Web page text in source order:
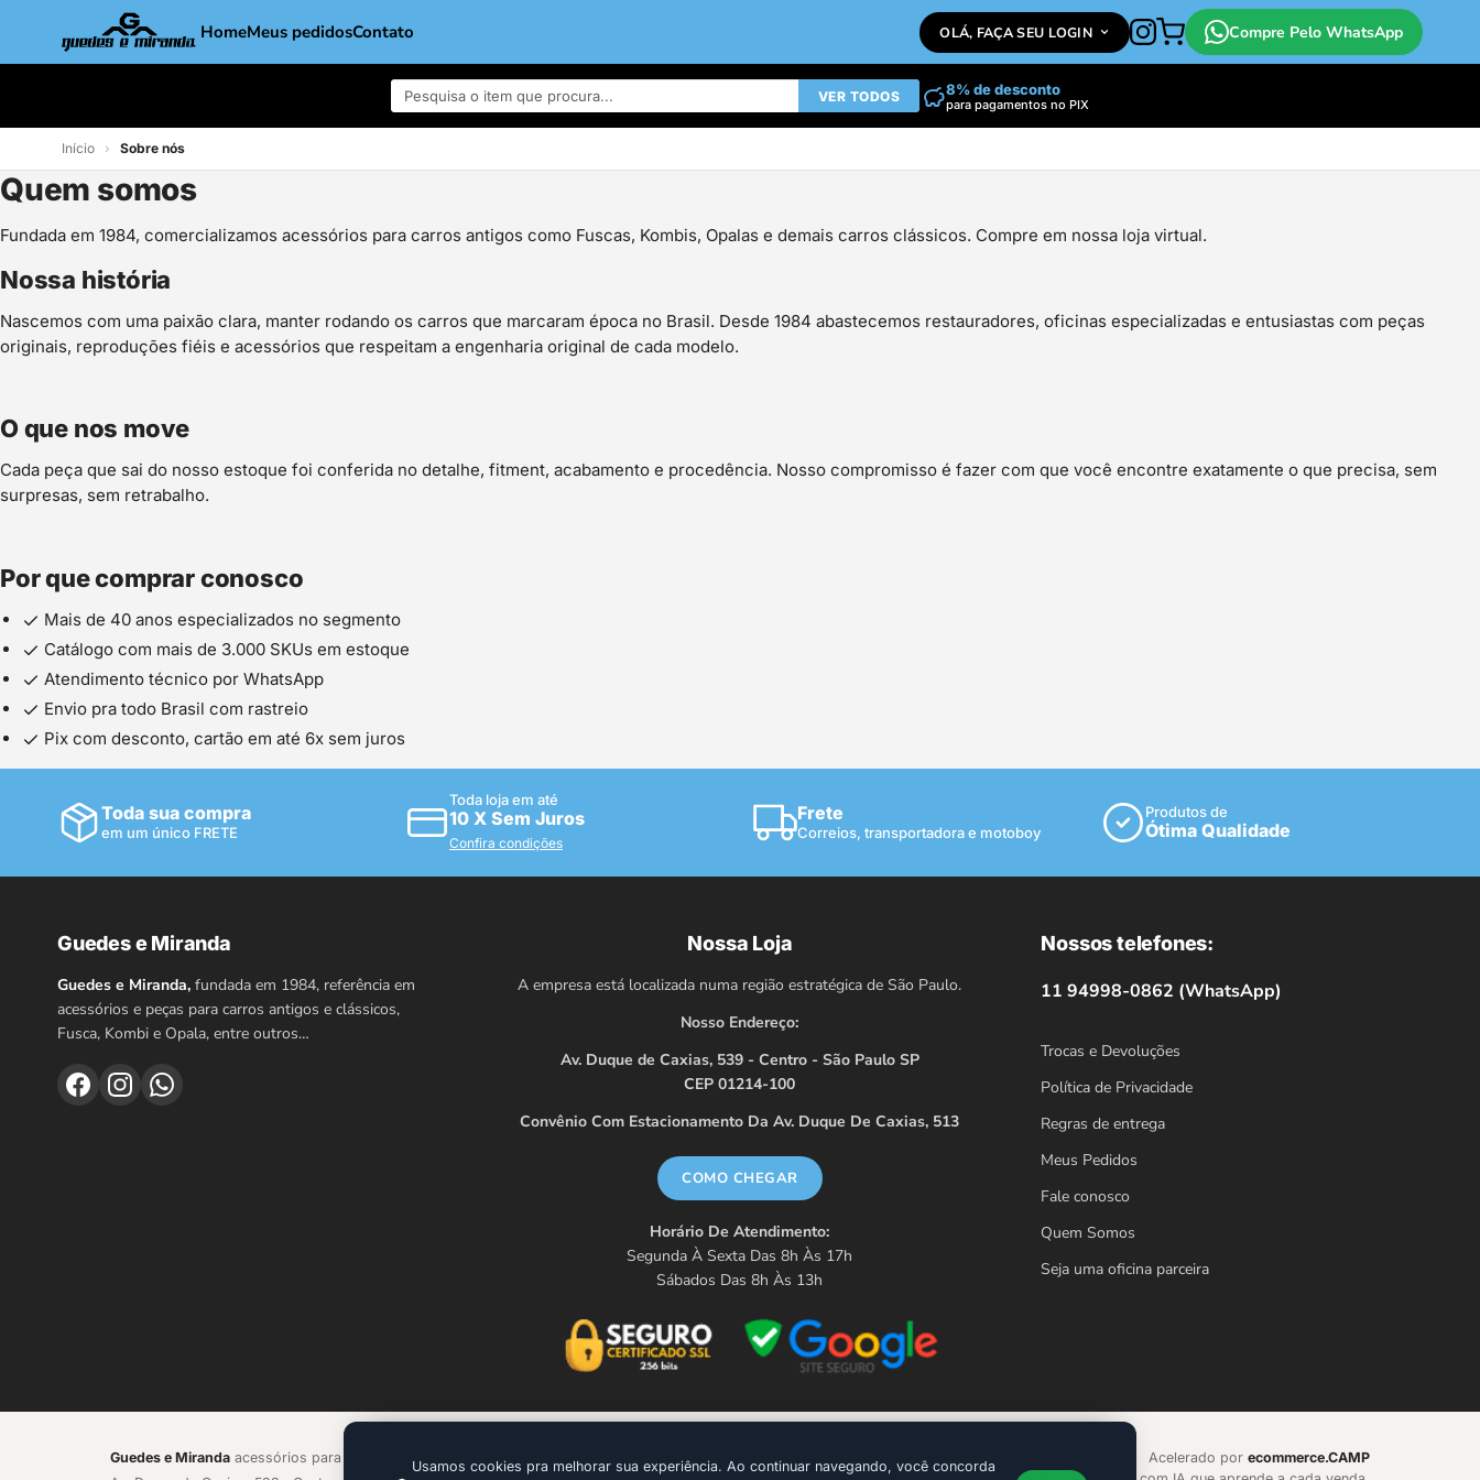
HomeMeus pedidosContato OLÁ, FAÇA SEU LOGIN Compre Pelo WhatsApp
VER TODOS 8% de desconto
para pagamentos no PIX
Início › Sobre nós
Quem somos
Fundada em 1984, comercializamos acessórios para carros antigos como Fuscas, Kombis, Opalas e demais carros clássicos. Compre em nossa loja virtual.
Nossa história
Nascemos com uma paixão clara, manter rodando os carros que marcaram época no Brasil. Desde 1984 abastecemos restauradores, oficinas especializadas e entusiastas com peças
originais, reproduções fiéis e acessórios que respeitam a engenharia original de cada modelo.
O que nos move
Cada peça que sai do nosso estoque foi conferida no detalhe, fitment, acabamento e procedência. Nosso compromisso é fazer com que você encontre exatamente o que precisa, sem
surpresas, sem retrabalho.
Por que comprar conosco
Mais de 40 anos especializados no segmento
Catálogo com mais de 3.000 SKUs em estoque
Atendimento técnico por WhatsApp
Envio pra todo Brasil com rastreio
Pix com desconto, cartão em até 6x sem juros
Toda sua compra
em um único FRETE
Toda loja em até
10 X Sem Juros
Confira condições
Frete
Correios, transportadora e motoboy
Produtos de
Ótima Qualidade
Guedes e Miranda
Guedes e Miranda, fundada em 1984, referência em
acessórios e peças para carros antigos e clássicos,
Fusca, Kombi e Opala, entre outros…
Nossa Loja
A empresa está localizada numa região estratégica de São Paulo.
Nosso Endereço:
Av. Duque de Caxias, 539 - Centro - São Paulo SP
CEP 01214-100
Convênio Com Estacionamento Da Av. Duque De Caxias, 513
COMO CHEGAR
Horário De Atendimento:
Segunda À Sexta Das 8h Às 17h
Sábados Das 8h Às 13h
Nossos telefones:
11 94998-0862 (WhatsApp)
Trocas e Devoluções
Política de Privacidade
Regras de entrega
Meus Pedidos
Fale conosco
Quem Somos
Seja uma oficina parceira
Guedes e Miranda acessórios para autos antigos LTDA · CNPJ 33.644.637/0001-70
Acelerado por ecommerce.CAMP
Usamos cookies pra melhorar sua experiência. Ao continuar navegando, você concorda